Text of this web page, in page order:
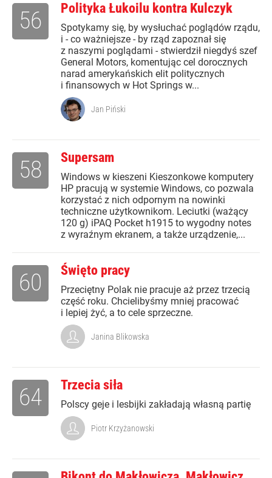
Polityka Łukoilu kontra Kulczyk
Spotykamy się, by wysłuchać poglądów rządu,
i - co ważniejsze - by rząd zapoznał się
z naszymi poglądami - stwierdził niegdyś szef
General Motors, komentując cel dorocznych
narad amerykańskich elit politycznych
i finansowych w Hot Springs w...
56
Jan Piński
Supersam
Windows w kieszeni Kieszonkowe komputery
HP pracują w systemie Windows, co pozwala
korzystać z nich odpornym na nowinki
techniczne użytkownikom. Leciutki (ważący
120 g) iPAQ Pocket h1915 to wygodny notes
z wyraźnym ekranem, a także urządzenie,...
58
Święto pracy
Przeciętny Polak nie pracuje aż przez trzecią
część roku. Chcielibyśmy mniej pracować
i lepiej żyć, a to cele sprzeczne.
60
Janina Blikowska
Trzecia siła
Polscy geje i lesbijki zakładają własną partię
64
Piotr Krzyżanowski